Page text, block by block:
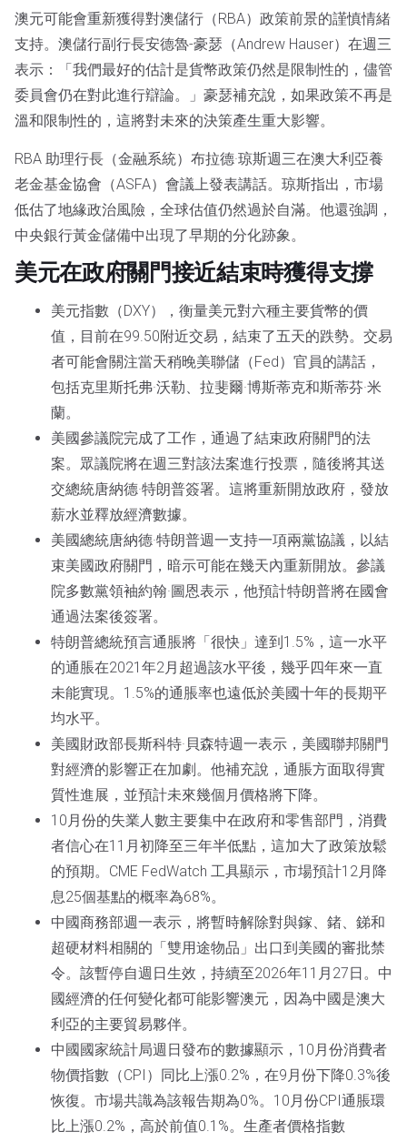
澳元可能會重新獲得對澳儲行（RBA）政策前景的謹慎情緒
支持。澳儲行副行長安德魯-豪瑟（Andrew Hauser）在週三
表示：「我們最好的估計是貨幣政策仍然是限制性的，儘管
委員會仍在對此進行辯論。」豪瑟補充說，如果政策不再是
溫和限制性的，這將對未來的決策產生重大影響。
RBA 助理行長（金融系統）布拉德·琼斯週三在澳大利亞養
老金基金協會（ASFA）會議上發表講話。琼斯指出，市場
低估了地緣政治風險，全球估值仍然過於自滿。他還強調，
中央銀行黃金儲備中出現了早期的分化跡象。
美元在政府關門接近結束時獲得支撐
美元指數（DXY），衡量美元對六種主要貨幣的價
值，目前在99.50附近交易，結束了五天的跌勢。交易
者可能會關注當天稍晚美聯儲（Fed）官員的講話，
包括克里斯托弗·沃勒、拉斐爾·博斯蒂克和斯蒂芬·米
蘭。
美國參議院完成了工作，通過了結束政府關門的法
案。眾議院將在週三對該法案進行投票，隨後將其送
交總統唐納德·特朗普簽署。這將重新開放政府，發放
薪水並釋放經濟數據。
美國總統唐納德·特朗普週一支持一項兩黨協議，以結
束美國政府關門，暗示可能在幾天內重新開放。參議
院多數黨領袖約翰·圖恩表示，他預計特朗普將在國會
通過法案後簽署。
特朗普總統預言通脹將「很快」達到1.5%，這一水平
的通脹在2021年2月超過該水平後，幾乎四年來一直
未能實現。1.5%的通脹率也遠低於美國十年的長期平
均水平。
美國財政部長斯科特·貝森特週一表示，美國聯邦關門
對經濟的影響正在加劇。他補充說，通脹方面取得實
質性進展，並預計未來幾個月價格將下降。
10月份的失業人數主要集中在政府和零售部門，消費
者信心在11月初降至三年半低點，這加大了政策放鬆
的預期。CME FedWatch 工具顯示，市場預計12月降
息25個基點的概率為68%。
中國商務部週一表示，將暫時解除對與鎵、鍺、銻和
超硬材料相關的「雙用途物品」出口到美國的審批禁
令。該暫停自週日生效，持續至2026年11月27日。中
國經濟的任何變化都可能影響澳元，因為中國是澳大
利亞的主要貿易夥伴。
中國國家統計局週日發布的數據顯示，10月份消費者
物價指數（CPI）同比上漲0.2%，在9月份下降0.3%後
恢復。市場共識為該報告期為0%。10月份CPI通脹環
比上漲0.2%，高於前值0.1%。生產者價格指數